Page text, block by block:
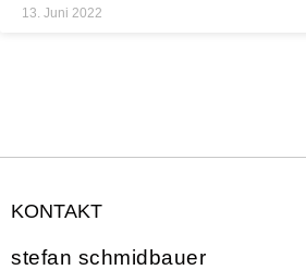
13. Juni 2022
KONTAKT
stefan schmidbauer